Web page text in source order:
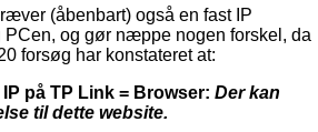
(åbenbart) også en fast IP
og gør næppe nogen forskel, da
forsøg har konstateret at:
IP på TP Link = Browser: Der kan
til dette website.